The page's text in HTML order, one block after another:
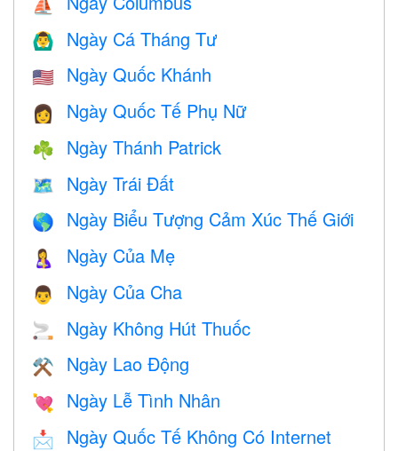
⛵️
🙆‍♂️ Ngày Cá Tháng Tư
🇺🇸 Ngày Quốc Khánh
👩 Ngày Quốc Tế Phụ Nữ
☘️ Ngày Thánh Patrick
🗺️ Ngày Trái Đất
🌎 Ngày Biểu Tượng Cảm Xúc Thế Giới
🤱 Ngày Của Mẹ
👨 Ngày Của Cha
🚬 Ngày Không Hút Thuốc
⚒️ Ngày Lao Động
💘 Ngày Lễ Tình Nhân
📩 Ngày Quốc Tế Không Có Internet